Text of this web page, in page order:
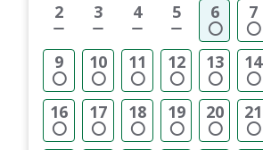
2 3 4 5 6 7
9 10 11 12 13 14
16 17 18 19 20 21